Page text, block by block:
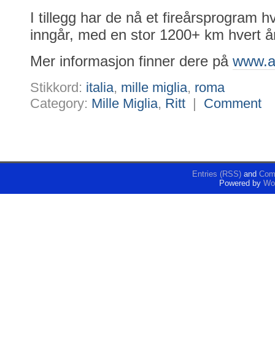
I tillegg har de nå et fireårsprogram
inngår, med en stor 1200+ km hvert
Mer informasjon finner dere på
Stikkord: italia, mille miglia, roma
Category: Mille Miglia, Ritt | Comment
Entries (RSS)and
Powered by